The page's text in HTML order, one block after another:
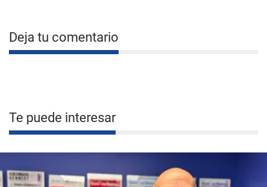
Deja tu comentario
Te puede interesar